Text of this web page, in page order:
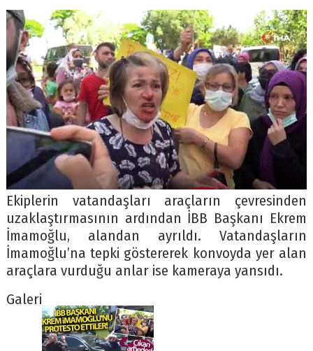
Ekiplerin vatandaşları araçların çevresinden
uzaklaştırmasının ardından İBB Başkanı Ekrem
İmamoğlu, alandan ayrıldı. Vatandaşların
İmamoğlu’na tepki göstererek konvoyda yer alan
araçlara vurduğu anlar ise kameraya yansıdı.
Galeri